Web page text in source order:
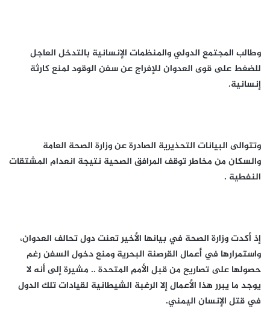
وطالب المجتمع الدولي والمنظمات الإنسانية بالتدخل العاجل
للضغط على قوى العدوان للإفراج عن سفن الوقود لمنع كارثة
إنسانية.
وتتوالى البيانات التحذيرية الصادرة عن وزارة الصحة العامة
والسكان من مخاطر توقف المرافق الصحية نتيجة انعدام المشتقات
النفطية .
إذ أكدت وزارة الصحة في بيانها الأخير تعنت دول تحالف العدوان،
واستمرارها في أعمال القرصنة البحرية ومنع دخول السفن رغم
حصولها على تصاريح من قبل الأمم المتحدة .. مشيرة إلى أنه لا
يوجد ما يبرر هذا الأعمال إلا الرغبة الشيطانية لقيادات تلك الدول
في قتل الإنسان اليمني.